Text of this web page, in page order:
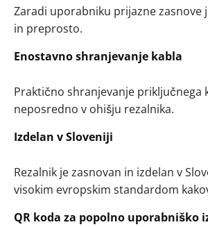
Zaradi uporabniku prijazne zasnove
in preprosto.
Enostavno shranjevanje kabla
Praktično shranjevanje priključnega
neposredno v ohišju rezalnika.
Izdelan v Sloveniji
Rezalnik je zasnovan in izdelan v
visokim evropskim standardom
QR koda za popolno uporabniško